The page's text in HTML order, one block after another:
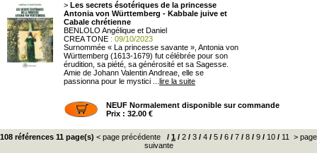
> Les secrets ésotériques de la princesse
Antonia von Württemberg - Kabbale juive et
Cabale chrétienne
BENLOLO Angélique et Daniel
CREA TONE : 09/10/2023
Surnommée « La princesse savante », Antonia von
Württemberg (1613-1679) fut célébrée pour son
érudition, sa piété, sa générosité et sa Sagesse.
Amie de Johann Valentin Andreae, elle se
passionna pour le mystici ... lire la suite
NEUF Normalement disponible sur commande
Prix : 32.00 €
108 références 11 page(s) < page précédente / 1 / 2 / 3 / 4 / 5 / 6 / 7 / 8 / 9 / 10 / 11
> page
suivante